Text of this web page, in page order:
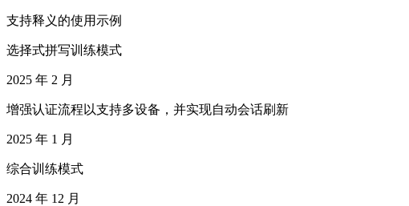
支持释义的使用示例
选择式拼写训练模式
2025 年 2 月
增强认证流程以支持多设备，并实现自动会话刷新
2025 年 1 月
综合训练模式
2024 年 12 月